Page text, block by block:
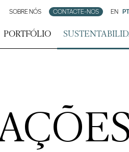
PORTFÓLIO
SOBRE NÓS CONTACTE-NOS EN PT